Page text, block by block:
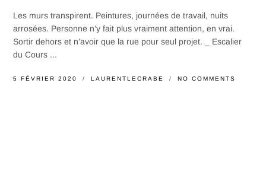
Les murs transpirent. Peintures, journées de travail, nuits
arrosées. Personne n’y fait plus vraiment attention, en vrai.
Sortir dehors et n’avoir que la rue pour seul projet. _ Escalier
du Cours ...
5 FÉVRIER 2020 LAURENTLECRABE NO COMMENTS